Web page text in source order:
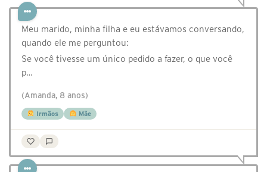
Meu marido, minha filha e eu estávamos conversando,
quando ele me perguntou:
Se você tivesse um único pedido a fazer, o que você
p…
(Amanda, 8 anos)
Irmãos Mãe